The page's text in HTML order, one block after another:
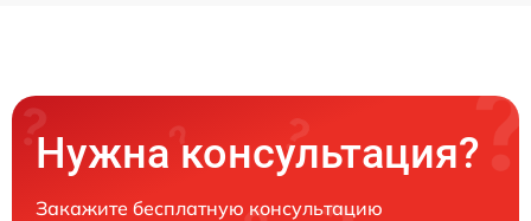
Нужна консультация?
Закажите бесплатную консультацию